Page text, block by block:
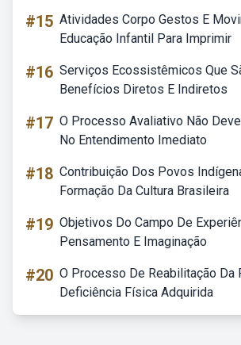
#15 Atividades Corpo Gestos E
Educação Infantil Para Imprimir
#16 Serviços Ecossistêmicos Que
Benefícios Diretos E Indiretos
#17 O Processo Avaliativo Não
No Entendimento Imediato
#18 Contribuição Dos Povos
Formação Da Cultura Brasileira
#19 Objetivos Do Campo De
Pensamento E Imaginação
#20 O Processo De Reabilitação Da
Deficiência Física Adquirida